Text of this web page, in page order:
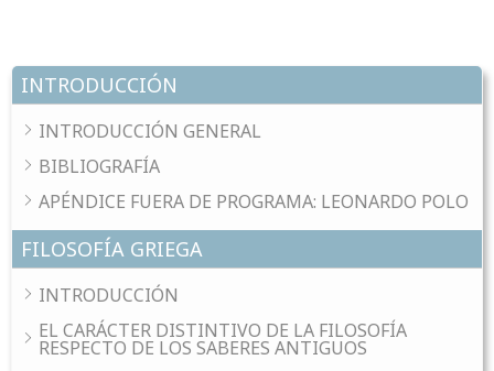
INTRODUCCIÓN
INTRODUCCIÓN GENERAL
BIBLIOGRAFÍA
APÉNDICE FUERA DE PROGRAMA: LEONARDO POLO
FILOSOFÍA GRIEGA
INTRODUCCIÓN
EL CARÁCTER DISTINTIVO DE LA FILOSOFÍA
RESPECTO DE LOS SABERES ANTIGUOS